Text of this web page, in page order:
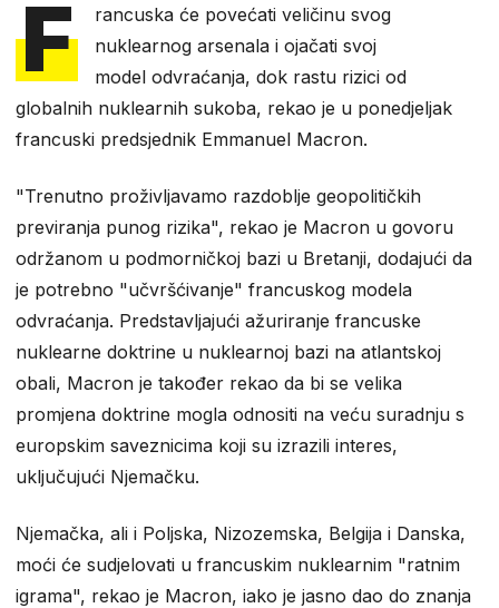
F
rancuska će povećati veličinu svog
nuklearnog arsenala i ojačati svoj
model odvraćanja, dok rastu rizici od
globalnih nuklearnih sukoba, rekao je u ponedjeljak
francuski predsjednik Emmanuel Macron.
"Trenutno proživljavamo razdoblje geopolitičkih
previranja punog rizika", rekao je Macron u govoru
održanom u podmorničkoj bazi u Bretanji, dodajući da
je potrebno "učvršćivanje" francuskog modela
odvraćanja. Predstavljajući ažuriranje francuske
nuklearne doktrine u nuklearnoj bazi na atlantskoj
obali, Macron je također rekao da bi se velika
promjena doktrine mogla odnositi na veću suradnju s
europskim saveznicima koji su izrazili interes,
uključujući Njemačku.
Njemačka, ali i Poljska, Nizozemska, Belgija i Danska,
moći će sudjelovati u francuskim nuklearnim "ratnim
igrama", rekao je Macron, iako je jasno dao do znanja